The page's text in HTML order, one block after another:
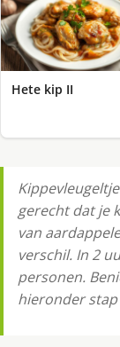
Hete kip II
gerecht dat je
van
verschil. In 2
personen.
hieronder